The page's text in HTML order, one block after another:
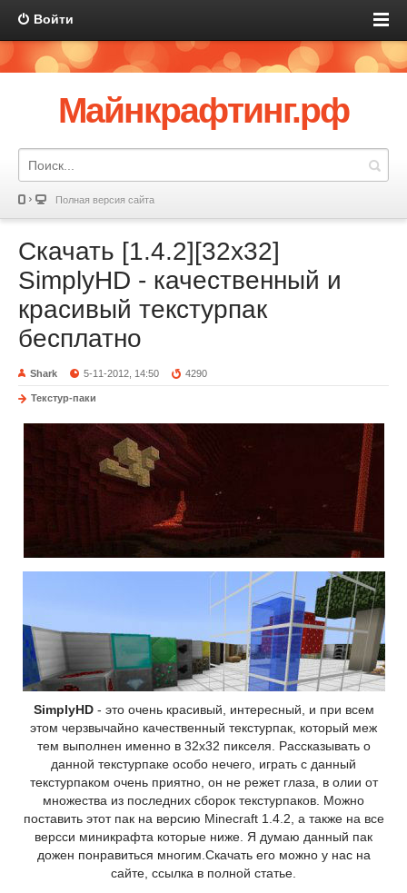
Войти
Майнкрафтинг.рф
Полная версия сайта
Скачать [1.4.2][32x32]
SimplyHD - качественный и
красивый текстурпак
бесплатно
Shark 5-11-2012, 14:50 4290
Текстур-паки
SimplyHD- это очень красивый, интересный, и при всем
этом черзвычайно качественный текстурпак, который меж
тем выполнен именно в 32х32 пикселя. Рассказывать о
данной текстурпаке особо нечего, играть с данный
текстурпаком очень приятно, он не режет глаза, в олии от
множества из последних сборок текстурпаков. Можно
поставить этот пак на версию Minecraft 1.4.2, а также на все
версси миникрафта которые ниже. Я думаю данный пак
дожен понравиться многим.Скачать его можно у нас на
сайте, ссылка в полной статье.